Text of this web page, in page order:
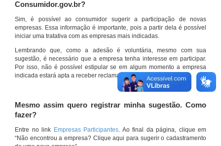
Consumidor.gov.br?
Sim, é possível ao consumidor sugerir a participação de novas
empresas. Essa informação é importante, pois a partir dela é possível
iniciar uma tratativa com as empresas mais indicadas.
Lembrando que, como a adesão é voluntária, mesmo com sua
sugestão, é necessário que a empresa tenha interesse em participar.
Por isso, não é possível estipular se em algum momento a empresa
indicada estará apta a receber reclamações por meio do site.
Mesmo assim quero registrar minha sugestão. Como
fazer?
Entre no link Empresas Participantes. Ao final da página, clique em
“Não encontrou a empresa? Clique aqui para sugerir o cadastramento